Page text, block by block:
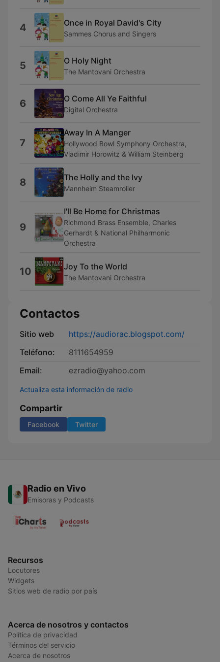
4 Once in Royal David's City
Sammes Chorus and Singers
5 O Holy Night
The Mantovani Orchestra
6 O Come All Ye Faithful
Digital Orchestra
7
Away In A Manger
Hollywood Bowl Symphony Orchestra,
Vladimir Horowitz & William Steinberg
8 The Holly and the Ivy
Mannheim Steamroller
9
I'll Be Home for Christmas
Richmond Brass Ensemble, Charles
Gerhardt & National Philharmonic
Orchestra
10 Joy To the World
The Mantovani Orchestra
Contactos
Sitio web
https://audiorac.blogspot.com/
Teléfono:
8111654959
Email:
ezradio@yahoo.com
Actualiza esta información de radio
Compartir
Facebook Twitter
Radio en Vivo
Emisoras y Podcasts
Recursos
Locutores
Widgets
Sitios web de radio por país
Acerca de nosotros y contactos
Política de privacidad
Términos del servicio
Acerca de nosotros